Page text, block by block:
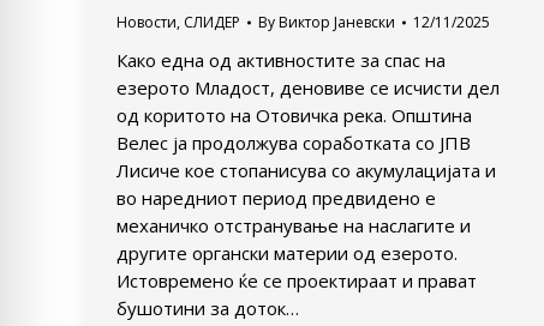
Новости, СЛИДЕР By Виктор Јаневски 12/11/2025
Како една од активностите за спас на
езерото Младост, деновиве се исчисти дел
од коритото на Отовичка река. Општина
Велес ја продолжува соработката со ЈПВ
Лисиче кое стопанисува со акумулацијата и
во наредниот период предвидено е
механичко отстранување на наслагите и
другите органски материи од езерото.
Истовремено ќе се проектираат и прават
бушотини за доток…